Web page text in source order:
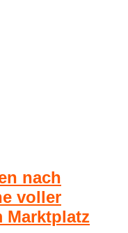
nach
voller
Marktplatz